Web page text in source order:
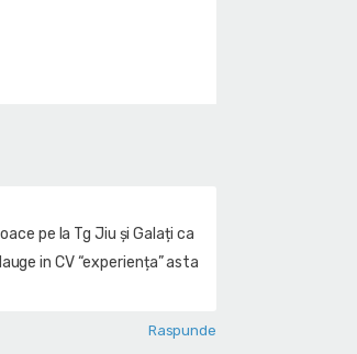
pe la Tg Jiu și Galați ca
in CV “experiența” asta
Raspunde